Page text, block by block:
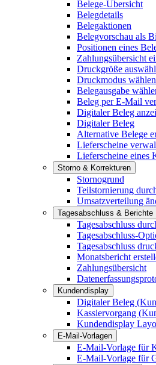
Belege-Übersicht
Belegdetails
Belegaktionen
Belegvorschau als
Positionen eines
Zahlungsübersicht
Druckgröße
Druckmodus wählen
Belegausgabe
Beleg per E-Mail
Digitaler Beleg
Digitaler Beleg
Alternative Belege
Lieferscheine
Lieferscheine eines
Storno & Korrekturen
Stornogrund
Teilstornierung
Umsatzverteilung
Tagesabschluss & Berichte
Tagesabschluss
Tagesabschluss-
Tagesabschluss
Monatsbericht
Zahlungsübersicht
Kundendisplay
Digitaler Beleg
Kassiervorgang
Kundendisplay
E-Mail-Vorlagen
E-Mail-Vorlage für
E-Mail-Vorlage für